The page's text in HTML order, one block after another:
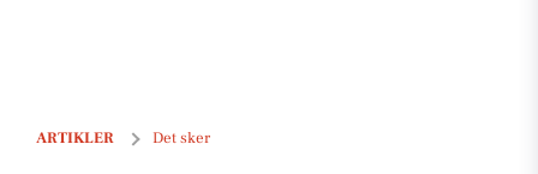
ARTIKLER Det sker
FlowerPowerParty: Fejring af TømrerClaus og Karma Music i Valby